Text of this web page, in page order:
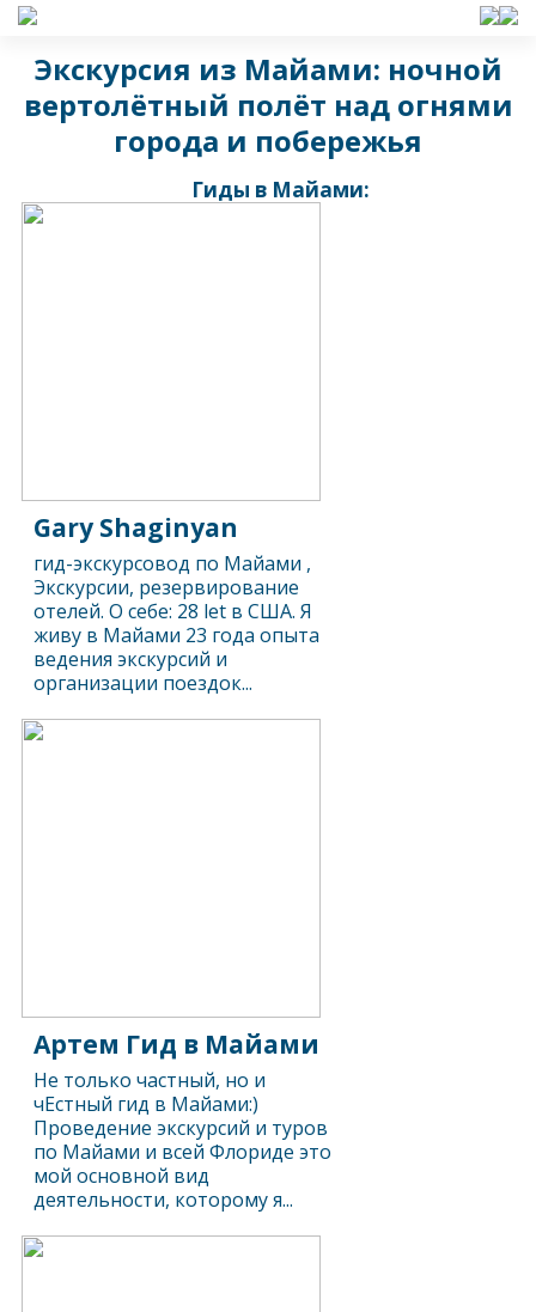
Экскурсия из Майами: ночной
вертолётный полёт над огнями
города и побережья
Гиды в Майами:
Gary Shaginyan
гид-экскурсовод по Майами ,
Экскурсии, резервирование
отелей. О себе: 28 let в США. Я
живу в Майами 23 года опыта
ведения экскурсий и
организации поездок...
Артем Гид в Майами
Не только частный, но и
чЕстный гид в Майами:)
Проведение экскурсий и туров
по Майами и всей Флориде это
мой основной вид
деятельности, которому я...